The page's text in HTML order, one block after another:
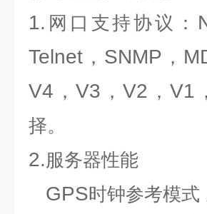
1. 网口支持协议：
Telnet ， SNMP ，
V4 ， V3 ， V2 ， V1 ，
择。
2.服务器性能
GPS时钟参考模式